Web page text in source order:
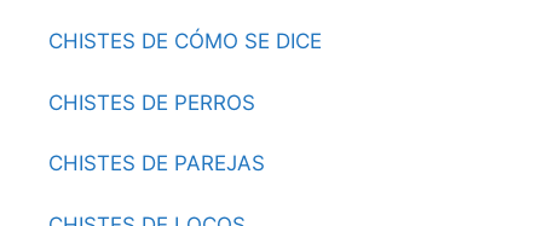
CHISTES DE CÓMO SE DICE
CHISTES DE PERROS
CHISTES DE PAREJAS